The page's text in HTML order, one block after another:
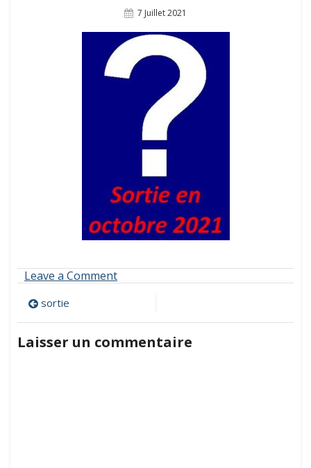
Posted
7 Juillet 2021
Leave a Commenton
Navigation
de
l’article
sortie
Laisser un commentaire